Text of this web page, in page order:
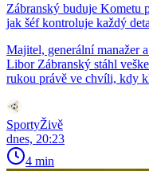
Zábranský buduje Kometu
jak šéf kontroluje každý
Majitel, generální manažer
Libor Zábranský stáhl
rukou právě ve chvíli, kdy
SportyŽivě
dnes, 20:23
4 min